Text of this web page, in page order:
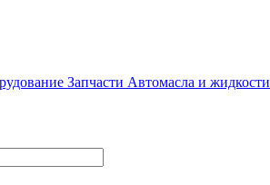
Запчасти Автомасла и жидкости